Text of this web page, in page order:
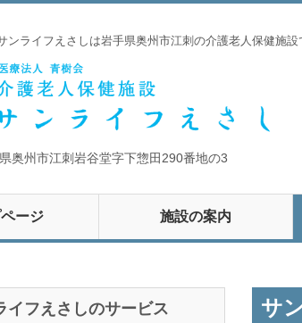
ンライフえさしは岩手県奥州市江刺の介護老人保健施設
奥州市江刺岩谷堂字下惣田290番地の3
ページ 施設の案内
サ
イフえさしのサービス